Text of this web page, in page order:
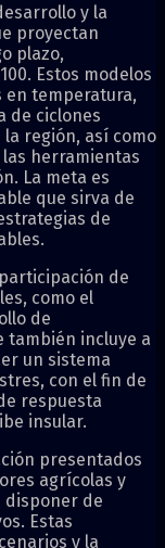
y la
proyectan
plazo,
Estos modelos
en temperatura,
de ciclones
región, así como
herramientas
La meta es
que sirva de
de
de
como el
de
también incluye a
un sistema
con el fin de
respuesta
insular.
presentados
agrícolas y
disponer de
Estas
y la